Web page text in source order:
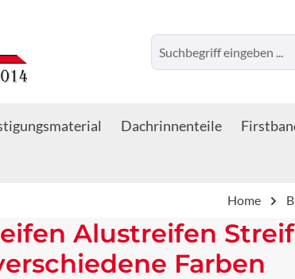
Dachrinnenteile
Home
Alustreifen
Farben